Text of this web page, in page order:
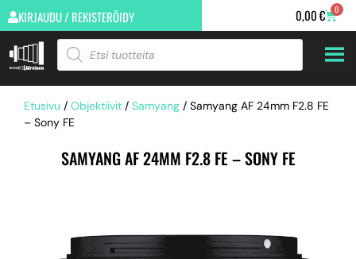
KIRJAUDU / REKISTERÖIDY 0,00€ 0
Etusivu / Objektiivit / Samyang / Samyang AF 24mm F2.8 FE
– Sony FE
SAMYANG AF 24MM F2.8 FE – SONY FE